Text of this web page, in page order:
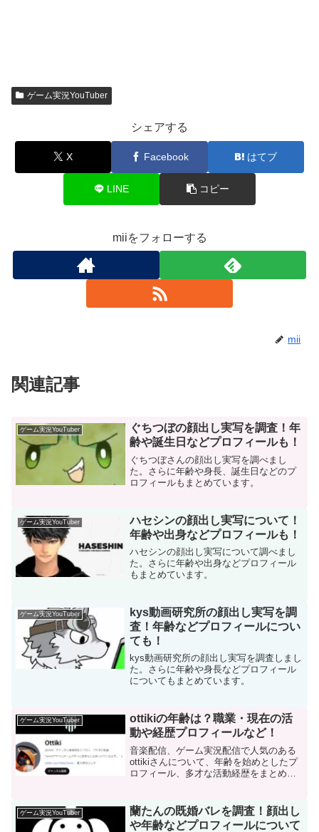
ゲーム実況YouTuber
シェアする
X Facebook はてブ
LINE コピー
miiをフォローする
mii
関連記事
ゲーム実況YouTuber
ぐちつぼの顔出し実写を調査！年
齢や誕生日などプロフィールも！
ぐちつぼさんの顔出し実写を調べまし
た。さらに年齢や身長、誕生日などのプ
ロフィールもまとめています。
ゲーム実況YouTuber
ハセシンの顔出し実写について！
年齢や出身などプロフィールも！
ハセシンの顔出し実写について調べまし
た。さらに年齢や出身などプロフィール
もまとめています。
ゲーム実況YouTuber
kys動画研究所の顔出し実写を調
査！年齢などプロフィールについ
ても！
kys動画研究所の顔出し実写を調査しまし
た。さらに年齢や身長などプロフィール
についてもまとめています。
ゲーム実況YouTuber
ottikiの年齢は？職業・現在の活
動や経歴プロフィールなど！
音楽配信、ゲーム実況配信で人気のある
ottikiさんについて、年齢を始めとしたプ
ロフィール、多才な活動経歴をまとめて
ゲーム実況YouTuber
蘭たんの既婚バレを調査！顔出し
や年齢などプロフィールについて